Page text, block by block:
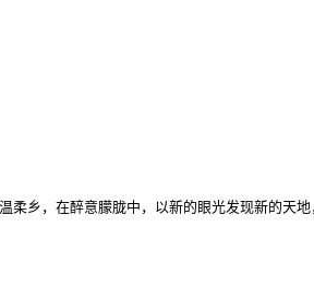
柔乡，在醉意朦胧中，以新的眼光发现新的